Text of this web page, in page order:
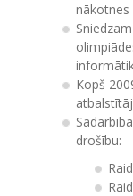
nākotnes
Kopš
drošību: